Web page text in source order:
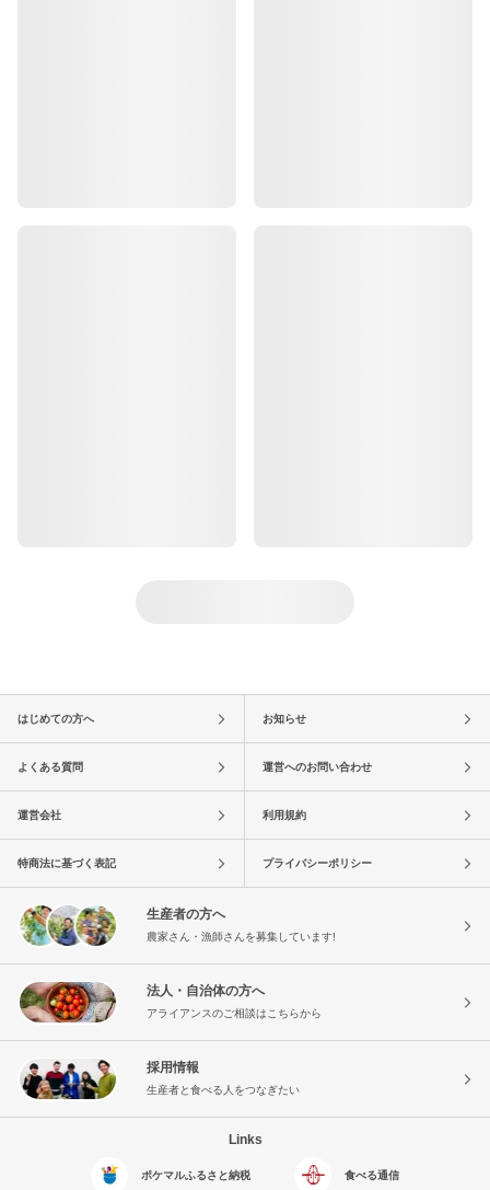
はじめての方へ お知らせ
よくある質問 運営へのお問い合わせ
運営会社 利用規約
特商法に基づく表記 プライバシーポリシー
生産者の方へ
農家さん・漁師さんを募集しています!
法人・自治体の方へ
アライアンスのご相談はこちらから
採用情報
生産者と食べる人をつなぎたい
Links
ポケマルふるさと納税 食べる通信